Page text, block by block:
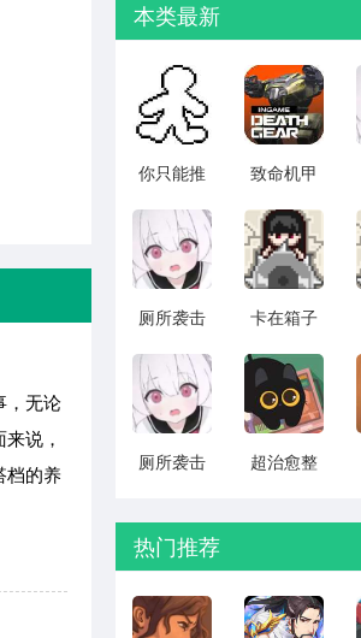
，无论
说，
档的养
本类最新
你只能推
致命机甲
v1.1.0
厕所袭击
v1.0.4
卡在箱子
2026最新
版 v1.0.3
厕所袭击
超治愈整
热门推荐